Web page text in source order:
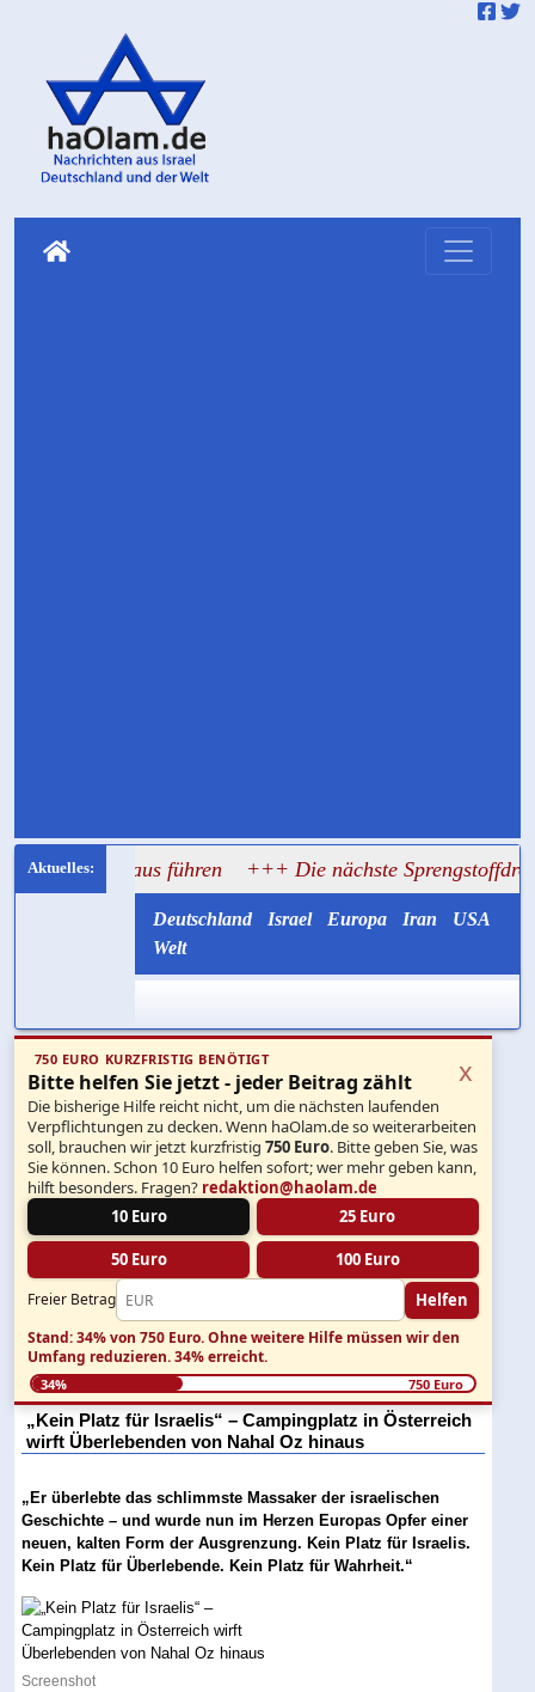
führen +++ Die nächste Sprengstoffdrohne könnte
Deutschland Israel Europa Iran
USA
Welt
750 EURO KURZFRISTIG BENÖTIGT
Bitte helfen Sie jetzt - jeder Beitrag zählt
Die bisherige Hilfe reicht nicht, um die nächsten laufenden
Verpflichtungen zu decken. Wenn haOlam.de so weiterarbeiten
soll, brauchen wir jetzt kurzfristig750 Euro. Bitte geben Sie, was
Sie können. Schon 10 Euro helfen sofort; wer mehr geben kann,
hilft besonders. Fragen? redaktion@haolam.de
10 Euro
25 Euro
50 Euro 100 Euro
Freier Betrag Helfen
x
Stand: 34% von 750 Euro.Ohne weitere Hilfe müssen wir den
Umfang reduzieren.34% erreicht.
34% 750 Euro
„Kein Platz für Israelis“ – Campingplatz in Österreich
wirft Überlebenden von Nahal Oz hinaus
„Er überlebte das schlimmste Massaker der israelischen
Geschichte – und wurde nun im Herzen Europas Opfer einer
neuen, kalten Form der Ausgrenzung. Kein Platz für Israelis.
Kein Platz für Überlebende. Kein Platz für Wahrheit.“
Screenshot